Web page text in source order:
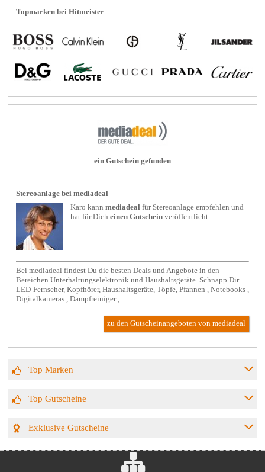
Topmarken bei Hitmeister
ein Gutschein gefunden
Stereoanlage bei mediadeal
Karo kannmediadealfür Stereoanlage empfehlen und
hat für Dicheinen Gutschein veröffentlicht.
Bei mediadeal findest Du die besten Deals und Angebote in den
Bereichen Unterhaltungselektronik und Haushaltsgeräte. Schnapp Dir
LED-Fernseher, Kopfhörer, Haushaltsgeräte, Töpfe, Pfannen , Notebooks ,
Digitalkameras , Dampfreiniger ,...
zu den Gutscheinangeboten von mediadeal
Top Marken
Top Gutscheine
Exklusive Gutscheine